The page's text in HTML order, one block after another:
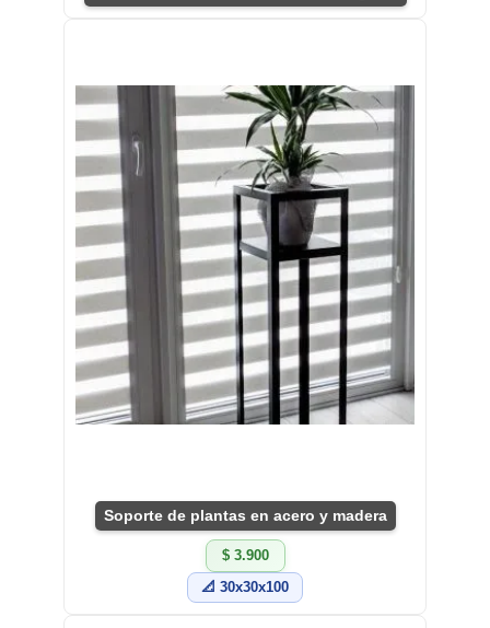
Soporte de plantas en acero y madera
$ 3.900
📐 30x30x100